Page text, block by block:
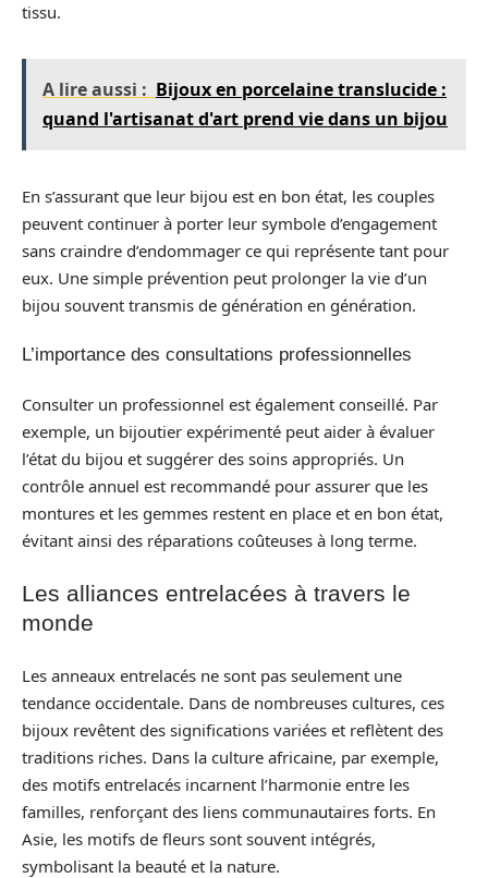
tissu.
A lire aussi : Bijoux en porcelaine translucide :
quand l'artisanat d'art prend vie dans un bijou
En s’assurant que leur bijou est en bon état, les couples
peuvent continuer à porter leur symbole d’engagement
sans craindre d’endommager ce qui représente tant pour
eux. Une simple prévention peut prolonger la vie d’un
bijou souvent transmis de génération en génération.
L’importance des consultations professionnelles
Consulter un professionnel est également conseillé. Par
exemple, un bijoutier expérimenté peut aider à évaluer
l’état du bijou et suggérer des soins appropriés. Un
contrôle annuel est recommandé pour assurer que les
montures et les gemmes restent en place et en bon état,
évitant ainsi des réparations coûteuses à long terme.
Les alliances entrelacées à travers le
monde
Les anneaux entrelacés ne sont pas seulement une
tendance occidentale. Dans de nombreuses cultures, ces
bijoux revêtent des significations variées et reflètent des
traditions riches. Dans la culture africaine, par exemple,
des motifs entrelacés incarnent l’harmonie entre les
familles, renforçant des liens communautaires forts. En
Asie, les motifs de fleurs sont souvent intégrés,
symbolisant la beauté et la nature.